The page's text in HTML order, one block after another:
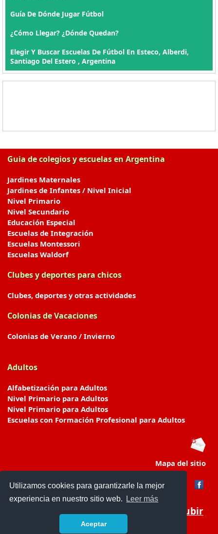
Utilizamos cookies para garantizarle la mejor
experiencia en nuestro sitio web.
Leer más
Aceptar
Guía De Dónde Jugar Fútbol
¿Cómo Llegar? ¿Dónde Quedan?
Elegir Y Buscar Escuelas De Fútbol En Esteco, Alberdi,
Santiago Del Estero , Argentina
Guia de colegios y escuelas en Argentina
Jardines Maternales
Jardines de Infantes / Nivel Inicial
Nivel Primario
Nivel Secundario
Educación Especial
Escuelas de Integración
Escuelas Montessori
Escuelas Waldorf
Clubes y deportes para chicos
Clubes, deportes y otras actividades
Colonias de Vacaciones
Colonias de Verano / Invierno
Adultos
Alfabetización para Adultos
Nivel Primario para Adultos
Nivel Primario para Adultos
Escuelas con Formación Profesional para Adultos
Mapa del sitio
Subir